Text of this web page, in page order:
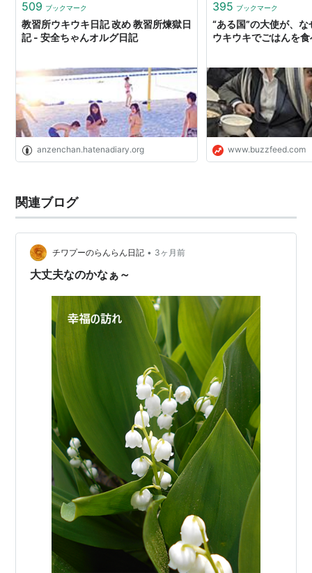
509 ブックマーク
教習所ウキウキ日記 改め 教習所煉獄日
記 - 安全ちゃんオルグ日記
anzenchan.hatenadiary.org
395 ブックマーク
“ある国”の大使が、
ウキウキでごはんを
www.buzzfeed.com
関連ブログ
チワプーのらんらん日記 • 3ヶ月前
大丈夫なのかなぁ～